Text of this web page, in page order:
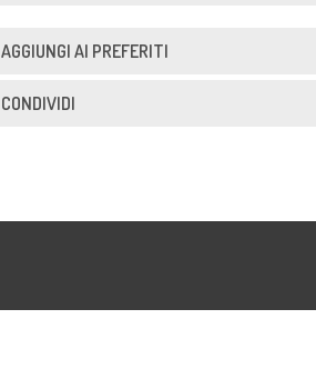
AGGIUNGI AI PREFERITI
CONDIVIDI